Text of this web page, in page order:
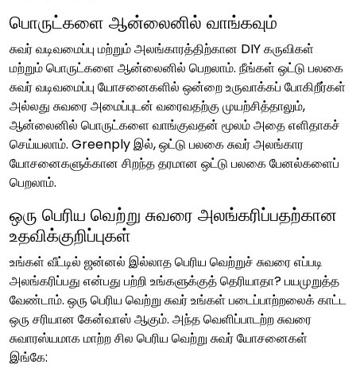
பொருட்களை ஆன்லைனில் வாங்கவும்
சுவர் வடிவமைப்பு மற்றும் அலங்காரத்திற்கான DIY கருவிகள்
மற்றும் பொருட்களை ஆன்லைனில் பெறலாம். நீங்கள் ஒட்டு பலகை
சுவர் வடிவமைப்பு யோசனைகளில் ஒன்றை உருவாக்கப் போகிறீர்கள்
அல்லது சுவரை அமைப்புடன் வரைவதற்கு முயற்சித்தாலும்,
ஆன்லைனில் பொருட்களை வாங்குவதன் மூலம் அதை எளிதாகச்
செய்யலாம். Greenply இல், ஒட்டு பலகை சுவர் அலங்கார
யோசனைகளுக்கான சிறந்த தரமான ஒட்டு பலகை பேனல்களைப்
பெறலாம்.
ஒரு பெரிய வெற்று சுவரை அலங்கரிப்பதற்கான
உதவிக்குறிப்புகள்
உங்கள் வீட்டில் ஜன்னல் இல்லாத பெரிய வெற்றுச் சுவரை எப்படி
அலங்கரிப்பது என்பது பற்றி உங்களுக்குத் தெரியாதா? பயமுறுத்த
வேண்டாம். ஒரு பெரிய வெற்று சுவர் உங்கள் படைப்பாற்றலைக் காட்ட
ஒரு சரியான கேன்வாஸ் ஆகும். அந்த வெளிப்பாடற்ற சுவரை
சுவாரஸ்யமாக மாற்ற சில பெரிய வெற்று சுவர் யோசனைகள்
இங்கே: